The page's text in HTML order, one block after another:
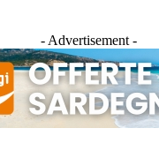
- Advertisement -